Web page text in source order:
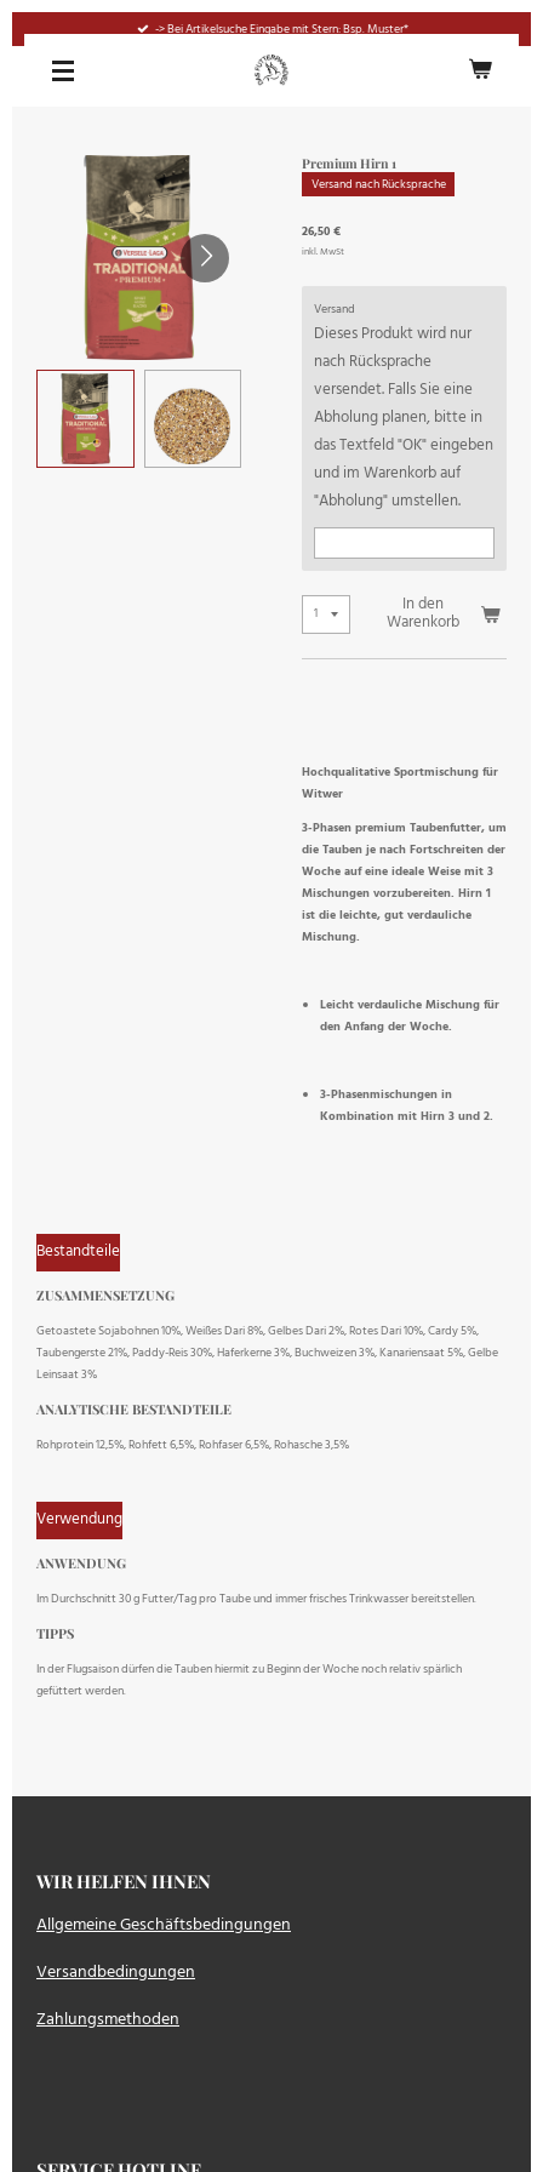
springen
-> Bei Artikelsuche Eingabe mit Stern: Bsp. Muster*
Premium Hirn 1
Versand nach Rücksprache
26,50 €
inkl. MwSt
Versand
Dieses Produkt wird nur
nach Rücksprache
versendet. Falls Sie eine
Abholung planen, bitte in
das Textfeld "OK" eingeben
und im Warenkorb auf
"Abholung" umstellen.
In den
Warenkorb
Hochqualitative Sportmischung für
Witwer
3-Phasen premium Taubenfutter, um
die Tauben je nach Fortschreiten der
Woche auf eine ideale Weise mit 3
Mischungen vorzubereiten. Hirn 1
ist die leichte, gut verdauliche
Mischung.
Leicht verdauliche Mischung für
den Anfang der Woche.
3-Phasenmischungen in
Kombination mit Hirn 3 und 2.
Bestandteile
ZUSAMMENSETZUNG
Getoastete Sojabohnen 10%, Weißes Dari 8%, Gelbes Dari 2%, Rotes Dari 10%, Cardy 5%,
Taubengerste 21%, Paddy-Reis 30%, Haferkerne 3%, Buchweizen 3%, Kanariensaat 5%, Gelbe
Leinsaat 3%
ANALYTISCHE BESTANDTEILE
Rohprotein 12,5%, Rohfett 6,5%, Rohfaser 6,5%, Rohasche 3,5%
Verwendung
ANWENDUNG
Im Durchschnitt 30 g Futter/Tag pro Taube und immer frisches Trinkwasser bereitstellen.
TIPPS
In der Flugsaison dürfen die Tauben hiermit zu Beginn der Woche noch relativ spärlich
gefüttert werden.
WIR HELFEN IHNEN
Allgemeine Geschäftsbedingungen
Versandbedingungen
Zahlungsmethoden